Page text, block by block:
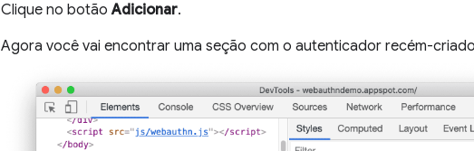
Clique no botãoAdicionar.
Agora você vai encontrar uma seção com o autenticador recém-